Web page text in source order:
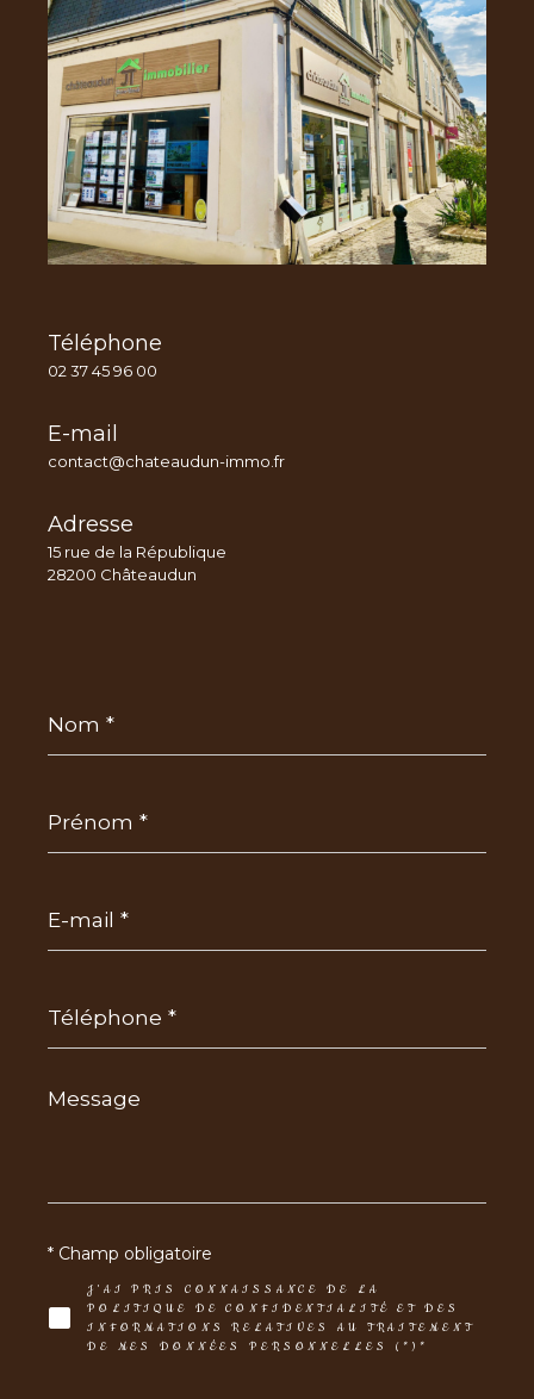
Téléphone
02 37 45 96 00
E-mail
contact@chateaudun-immo.fr
Adresse
15 rue de la République
28200 Châteaudun
mail
*
*
Message
*
J'AI PRIS CONNAISSANCE DE LA
POLITIQUE DE CONFIDENTIALITÉ ET DES
INFORMATIONS RELATIVES AU TRAITEMENT
DE MES DONNÉES PERSONNELLES (*)*
* Champ obligatoire